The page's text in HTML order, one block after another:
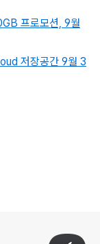
프로모션, 9월
저장공간 9월 3